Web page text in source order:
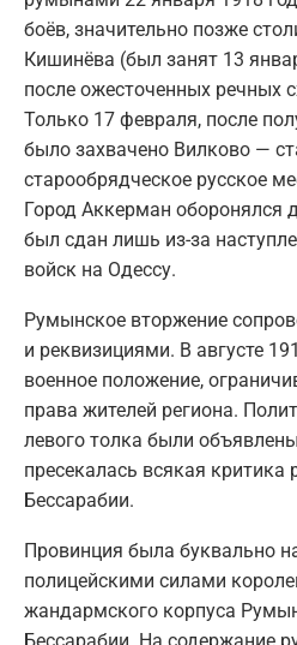
боёв, значительно позже
Кишинёва (был занят 13
после ожесточенных речных
Только 17 февраля, после
было захвачено Вилково —
старообрядческое русское
Город Аккерман оборонялся
был сдан лишь из-за
войск на Одессу.
Румынское вторжение
и реквизициями. В августе
военное положение,
права жителей региона.
левого толка были
пресекалась всякая
Бессарабии.
Провинция была буквально
полицейскими силами
жандармского корпуса